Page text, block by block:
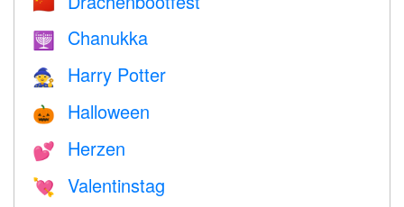
🕎 Chanukka
🧙 Harry Potter
🎃 Halloween
💕 Herzen
💘 Valentinstag